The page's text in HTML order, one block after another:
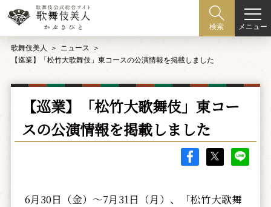
検索 メニュー
歌舞伎美人
ニュース
【巡業】「松竹大歌舞伎」東コースの公演情報を掲載しました
【巡業】「松竹大歌舞伎」東コー
スの公演情報を掲載しました
6月30日（金）～7月31日（月）、「松竹大歌舞